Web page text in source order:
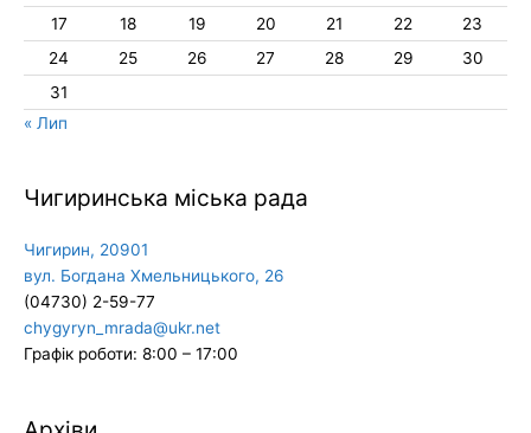
17
18 19 20 21 22
23
24
25 26 27 28 29
30
31
« Лип
Чигиринська міська рада
Чигирин, 20901
вул. Богдана Хмельницького, 26
(04730) 2-59-77
chygyryn_mrada@ukr.net
Графік роботи: 8:00 – 17:00
Архіви